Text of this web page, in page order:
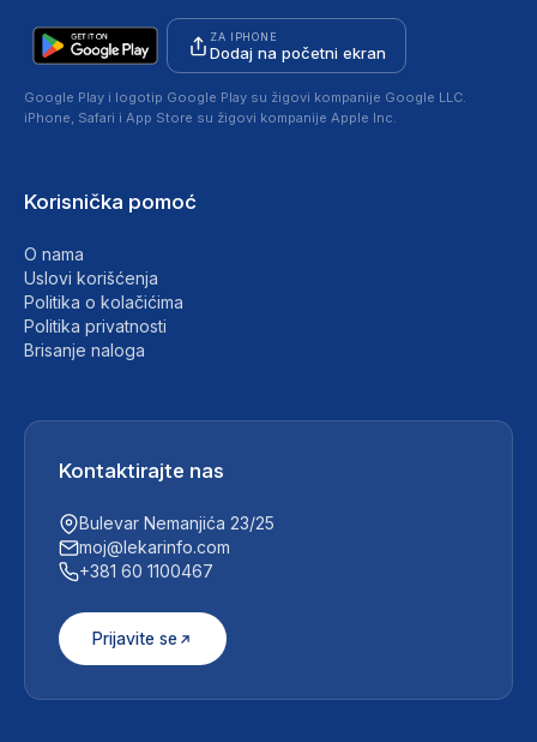
ZA IPHONE
Dodaj na početni ekran
Google Play i logotip Google Play su žigovi kompanije Google LLC.
iPhone, Safari i App Store su žigovi kompanije Apple Inc.
Korisnička pomoć
O nama
Uslovi korišćenja
Politika o kolačićima
Politika privatnosti
Brisanje naloga
Kontaktirajte nas
Bulevar Nemanjića 23/25
moj@lekarinfo.com
+381 60 1100467
Prijavite se